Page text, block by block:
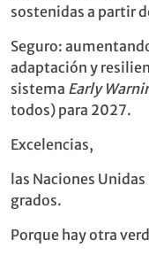
sostenidas a partir
Seguro:
adaptación y
sistema Early
todos) para 2027.
Excelencias,
las Naciones
grados.
Porque hay otra